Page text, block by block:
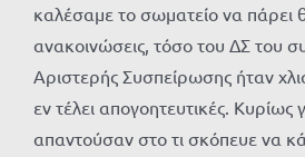
καλέσαμε το σωματείο να πάρει
ανακοινώσεις, τόσο του ΔΣ του
Αριστερής Συσπείρωσης ήταν
εν τέλει απογοητευτικές. Κυρίως
απαντούσαν στο τι σκόπευε να